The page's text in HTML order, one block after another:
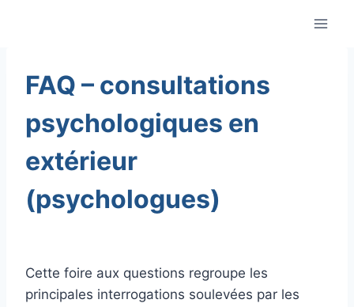
FAQ – consultations
psychologiques en
extérieur
(psychologues)
Cette foire aux questions regroupe les
principales interrogations soulevées par les